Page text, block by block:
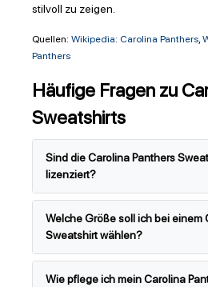
stilvoll zu zeigen.
Quellen: Wikipedia: Carolina Panthers,
Panthers
Häufige Fragen zu
Sweatshirts
Sind die Carolina Panthers
lizenziert?
Welche Größe soll ich bei einem
Sweatshirt wählen?
Wie pflege ich mein Carolina